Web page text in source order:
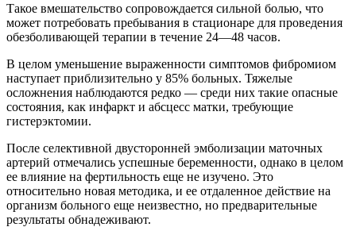
Такое вмешательство сопровождается сильной болью, что
может потребовать пребывания в стационаре для проведения
обезболивающей терапии в течение 24—48 часов.
В целом уменьшение выраженности симптомов фибромиом
наcтупает приблизительно у 85% больных. Тяжелые
осложнения наблюдаются редко — среди них такие опасные
состояния, как инфаркт и абсцесс матки, требующие
гистерэктомии.
После селективной двусторонней эмболизации маточных
артерий отмечались успешные беременности, однако в целом
ее влияние на фертильность еще не изучено. Это
относительно новая методика, и ее отдаленное действие на
организм больного еще неизвестно, но предварительные
результаты обнадеживают.